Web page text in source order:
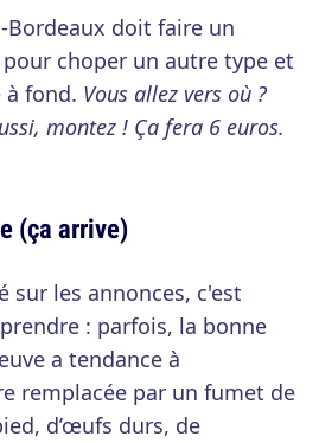
Bordeaux doit faire un
choper un autre type et
à fond. Vous allez vers où ?
montez ! Ça fera 6 euros.
(ça arrive)
sur les annonces, c'est
: parfois, la bonne
a tendance à
remplacée par un fumet de
d’œufs durs, de